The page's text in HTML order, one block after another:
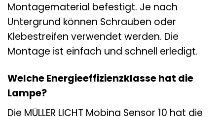
Montagematerial befestigt. Je nach
Untergrund können Schrauben oder
Klebestreifen verwendet werden. Die
Montage ist einfach und schnell erledigt.
Welche Energieeffizienzklasse hat die
Lampe?
Die MÜLLER LICHT Mobina Sensor 10 hat die